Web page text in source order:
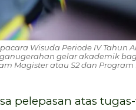
Wisuda Periode IV Tahun
gelar akademik
Magister atau S2 dan
pelepasan atas